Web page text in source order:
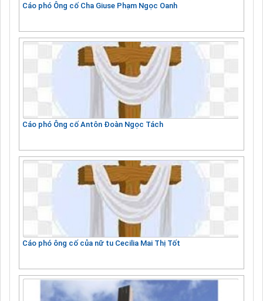
Cáo phó Ông cố Cha Giuse Phạm Ngọc Oanh
Cáo phó Ông cố Antôn Đoàn Ngọc Tách
Cáo phó ông cố của nữ tu Cecilia Mai Thị Tốt